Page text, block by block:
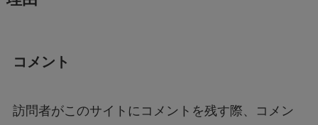
コメント
訪問者がこのサイトにコメントを残す際、コメン